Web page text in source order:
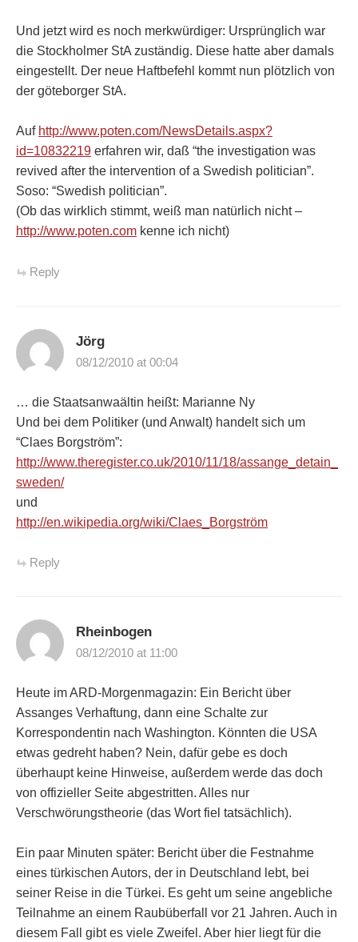
Und jetzt wird es noch merkwürdiger: Ursprünglich war
die Stockholmer StA zuständig. Diese hatte aber damals
eingestellt. Der neue Haftbefehl kommt nun plötzlich von
der göteborger StA.
Auf http://www.poten.com/NewsDetails.aspx?
id=10832219 erfahren wir, daß “the investigation was
revived after the intervention of a Swedish politician”.
Soso: “Swedish politician”.
(Ob das wirklich stimmt, weiß man natürlich nicht –
http://www.poten.com kenne ich nicht)
Reply
Jörg
08/12/2010 at 00:04
… die Staatsanwaältin heißt: Marianne Ny
Und bei dem Politiker (und Anwalt) handelt sich um
“Claes Borgström”:
http://www.theregister.co.uk/2010/11/18/assange_detain_
sweden/
und
http://en.wikipedia.org/wiki/Claes_Borgström
Reply
Rheinbogen
08/12/2010 at 11:00
Heute im ARD-Morgenmagazin: Ein Bericht über
Assanges Verhaftung, dann eine Schalte zur
Korrespondentin nach Washington. Könnten die USA
etwas gedreht haben? Nein, dafür gebe es doch
überhaupt keine Hinweise, außerdem werde das doch
von offizieller Seite abgestritten. Alles nur
Verschwörungstheorie (das Wort fiel tatsächlich).
Ein paar Minuten später: Bericht über die Festnahme
eines türkischen Autors, der in Deutschland lebt, bei
seiner Reise in die Türkei. Es geht um seine angebliche
Teilnahme an einem Raubüberfall vor 21 Jahren. Auch in
diesem Fall gibt es viele Zweifel. Aber hier liegt für die